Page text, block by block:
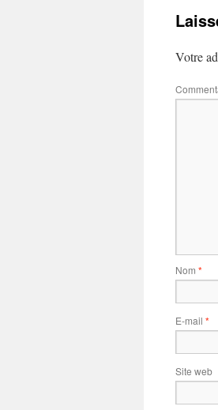
Votre
Nom *
E-mail *
Site web